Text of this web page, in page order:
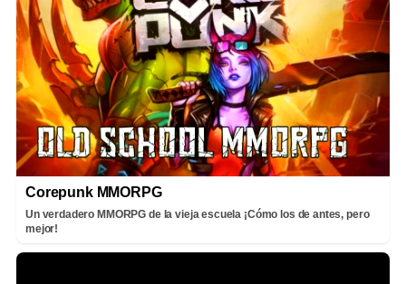
Corepunk MMORPG
Un verdadero MMORPG de la vieja escuela ¡Cómo los de antes, pero
mejor!